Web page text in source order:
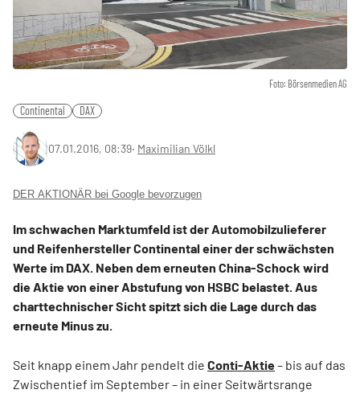
Foto: Börsenmedien AG
Continental DAX
07.01.2016, 08:39‧ Maximilian Völkl
DER AKTIONÄR bei Google bevorzugen
Im schwachen Marktumfeld ist der Automobilzulieferer
und Reifenhersteller Continental einer der schwächsten
Werte im DAX. Neben dem erneuten China-Schock wird
die Aktie von einer Abstufung von HSBC belastet. Aus
charttechnischer Sicht spitzt sich die Lage durch das
erneute Minus zu.
Seit knapp einem Jahr pendelt die Conti-Aktie– bis auf das
Zwischentief im September – in einer Seitwärtsrange